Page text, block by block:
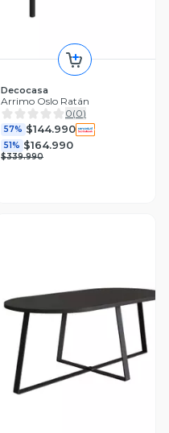
Decocasa
Arrimo Oslo Ratán
0(0)
57% $144.990
51% $164.990
$339.990